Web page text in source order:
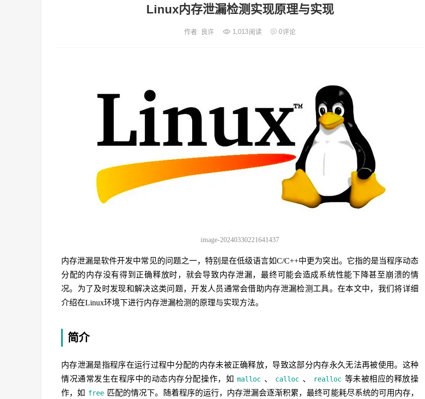
Linux内存泄漏检测实现原理与实现
作者: 良许 1,013阅读 0评论
image-20240330221641437
内存泄漏是软件开发中常见的问题之一，特别是在低级语言如C/C++中更为突出。它指的是当程序动态
分配的内存没有得到正确释放时，就会导致内存泄漏，最终可能会造成系统性能下降甚至崩溃的情
况。为了及时发现和解决这类问题，开发人员通常会借助内存泄漏检测工具。在本文中，我们将详细
介绍在Linux环境下进行内存泄漏检测的原理与实现方法。
简介
内存泄漏是指程序在运行过程中分配的内存未被正确释放，导致这部分内存永久无法再被使用。这种
情况通常发生在程序中的动态内存分配操作，如 malloc 、 calloc 、 realloc 等未被相应的释放操
作，如 free 匹配的情况下。随着程序的运行，内存泄漏会逐渐积累，最终可能耗尽系统的可用内存，